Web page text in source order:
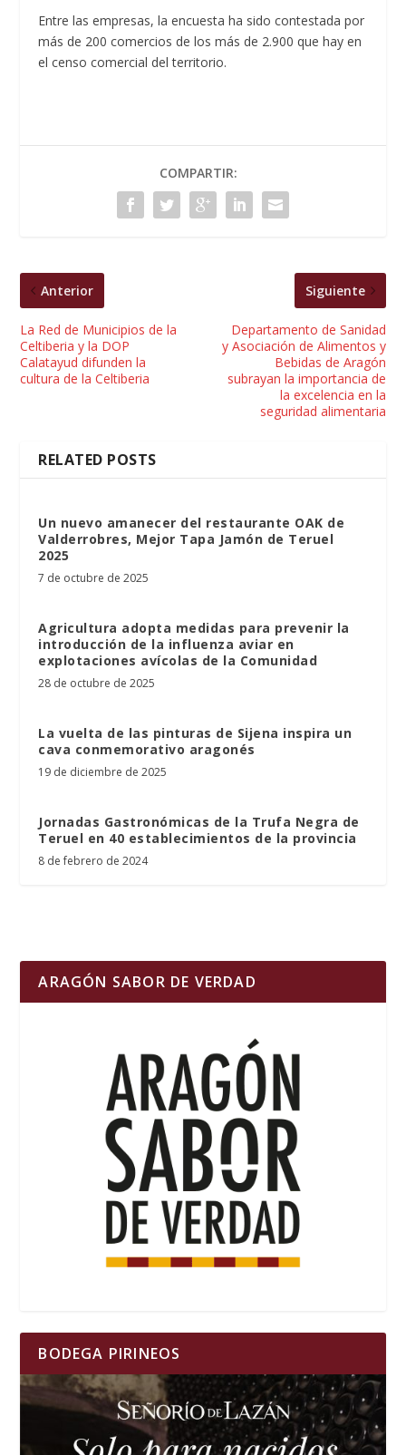
Entre las empresas, la encuesta ha sido contestada por
más de 200 comercios de los más de 2.900 que hay en
el censo comercial del territorio.
COMPARTIR:
Anterior
La Red de Municipios de la
Celtiberia y la DOP
Calatayud difunden la
cultura de la Celtiberia
Siguiente
Departamento de Sanidad
y Asociación de Alimentos y
Bebidas de Aragón
subrayan la importancia de
la excelencia en la
seguridad alimentaria
RELATED POSTS
Un nuevo amanecer del restaurante OAK de
Valderrobres, Mejor Tapa Jamón de Teruel
2025
7 de octubre de 2025
Agricultura adopta medidas para prevenir la
introducción de la influenza aviar en
explotaciones avícolas de la Comunidad
28 de octubre de 2025
La vuelta de las pinturas de Sijena inspira un
cava conmemorativo aragonés
19 de diciembre de 2025
Jornadas Gastronómicas de la Trufa Negra de
Teruel en 40 establecimientos de la provincia
8 de febrero de 2024
ARAGÓN SABOR DE VERDAD
BODEGA PIRINEOS